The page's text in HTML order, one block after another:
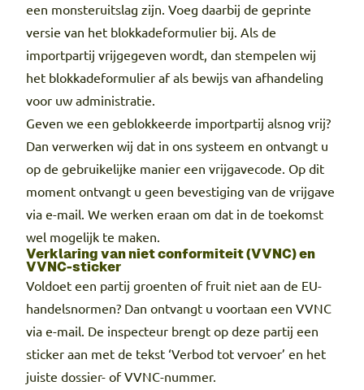
een monsteruitslag zijn. Voeg daarbij de geprinte
versie van het blokkadeformulier bij. Als de
importpartij vrijgegeven wordt, dan stempelen wij
het blokkadeformulier af als bewijs van afhandeling
voor uw administratie.
Geven we een geblokkeerde importpartij alsnog vrij?
Dan verwerken wij dat in ons systeem en ontvangt u
op de gebruikelijke manier een vrijgavecode. Op dit
moment ontvangt u geen bevestiging van de vrijgave
via e-mail. We werken eraan om dat in de toekomst
wel mogelijk te maken.
Verklaring van niet conformiteit (VVNC) en
VVNC-sticker
Voldoet een partij groenten of fruit niet aan de EU-
handelsnormen? Dan ontvangt u voortaan een VVNC
via e-mail. De inspecteur brengt op deze partij een
sticker aan met de tekst ‘Verbod tot vervoer’ en het
juiste dossier- of VVNC-nummer.